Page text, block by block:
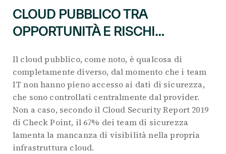
CLOUD PUBBLICO TRA
OPPORTUNITÀ E RISCHI…
Il cloud pubblico, come noto, è qualcosa di
completamente diverso, dal momento che i team
IT non hanno pieno accesso ai dati di sicurezza,
che sono controllati centralmente dal provider.
Non a caso, secondo il Cloud Security Report 2019
di Check Point, il 67% dei team di sicurezza
lamenta la mancanza di visibilità nella propria
infrastruttura cloud.